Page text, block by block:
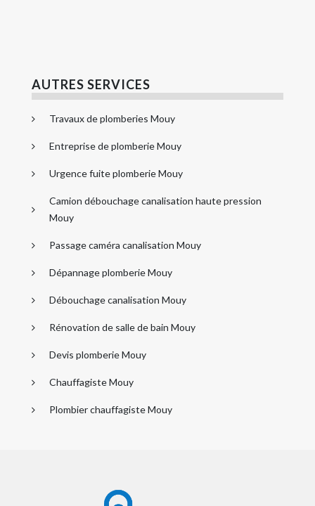
AUTRES SERVICES
Travaux de plomberies Mouy
Entreprise de plomberie Mouy
Urgence fuite plomberie Mouy
Camion débouchage canalisation haute pression
Mouy
Passage caméra canalisation Mouy
Dépannage plomberie Mouy
Débouchage canalisation Mouy
Rénovation de salle de bain Mouy
Devis plomberie Mouy
Chauffagiste Mouy
Plombier chauffagiste Mouy